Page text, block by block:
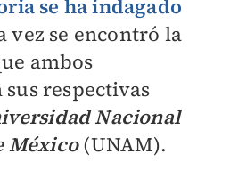
se ha indagado
vez se encontró la
ambos
respectivas
Nacional
México(UNAM).